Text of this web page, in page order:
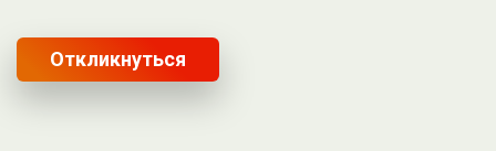
Откликнуться